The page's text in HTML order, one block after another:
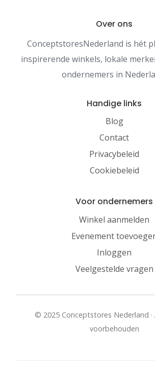
Over ons
ConceptstoresNederland is hét
inspirerende winkels, lokale
ondernemers in
Handige links
Blog
Contact
Privacybeleid
Cookiebeleid
Voor ondernemers
Winkel aanmelden
Evenement
Inloggen
Veelgestelde vragen
© 2025 Conceptstores Nederland ·
voorbehouden